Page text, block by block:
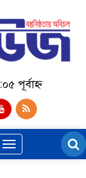
পূর্বাহ্ন
Toggle
navigation